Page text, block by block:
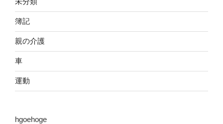
簿記
親の介護
車
運動
hgoehoge